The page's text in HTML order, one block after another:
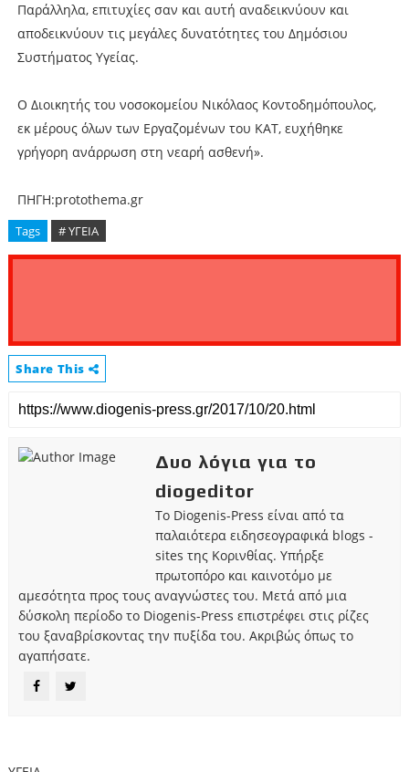
Παράλληλα, επιτυχίες σαν και αυτή αναδεικνύουν και
αποδεικνύουν τις μεγάλες δυνατότητες του Δημόσιου
Συστήματος Υγείας.
Ο Διοικητής του νοσοκομείου Νικόλαος Κοντοδημόπουλος,
εκ μέρους όλων των Εργαζομένων του ΚΑΤ, ευχήθηκε
γρήγορη ανάρρωση στη νεαρή ασθενή».
ΠΗΓΗ:protothema.gr
Tags # ΥΓΕΙΑ
Share This
Δυο λόγια για το
diogeditor
Το Diogenis-Press είναι από τα
παλαιότερα ειδησεογραφικά blogs -
sites της Κορινθίας. Υπήρξε
πρωτοπόρο και καινοτόμο με
αμεσότητα προς τους αναγνώστες του. Μετά από μια
δύσκολη περίοδο το Diogenis-Press επιστρέφει στις ρίζες
του ξαναβρίσκοντας την πυξίδα του. Ακριβώς όπως το
αγαπήσατε.